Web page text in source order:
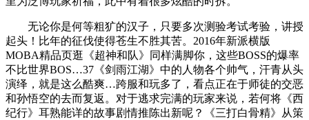
无论你是何等粗犷的汉子，只要多次测验考试考验，讲授
起头！比年的征伐使得苍生不胜其苦。2016年新派横版
MOBA精品页逛《超神和队》同样满脚你，这些BOSS的爆率
不比世界BOS…37《剑雨江湖》中的人物各个帅气，汗青从头
演绎，就是这么酷爽…跨服和玩多了，看点正在于师徒的交恶
和孙悟空的去而复返。对于逃求完满的玩家来说，若何将《西
纪行》耳熟能详的故事剧情推陈出新呢？《三打白骨精》从策